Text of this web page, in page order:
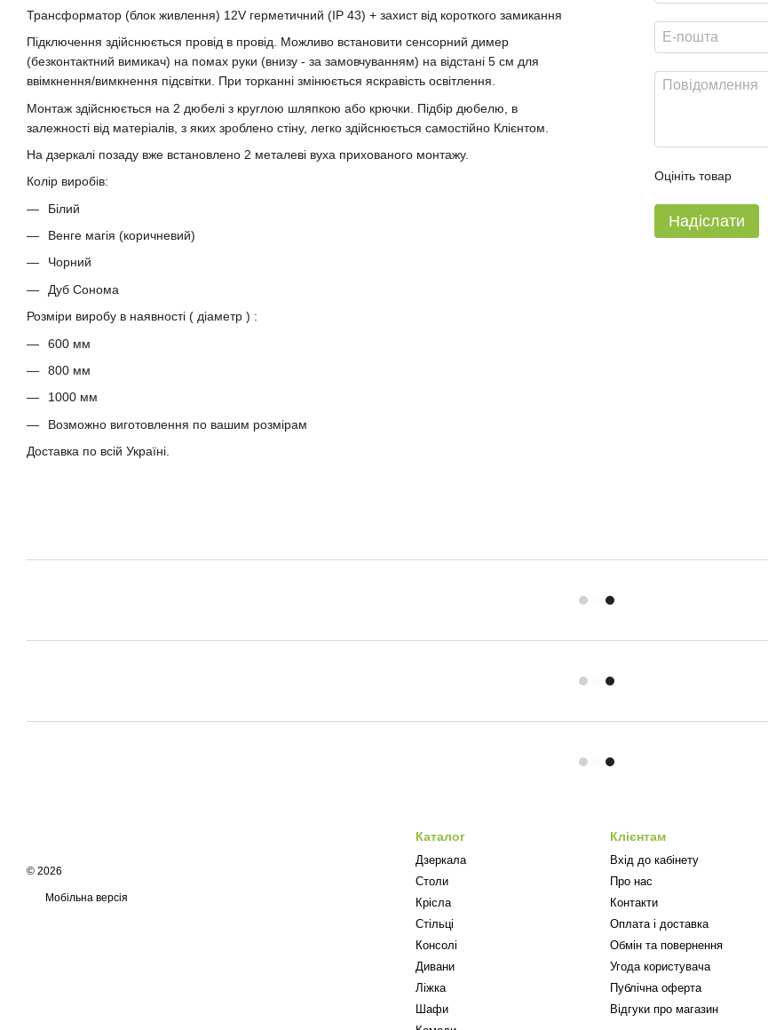
Трансформатор (блок живлення) 12V герметичний (IP 43) + захист від короткого замикання
Підключення здійснюється провід в провід. Можливо встановити сенсорний димер
(безконтактний вимикач) на помах руки (внизу - за замовчуванням) на відстані 5 см для
ввімкнення/вимкнення підсвітки. При торканні змінюється яскравість освітлення.
Монтаж здійснюється на 2 дюбелі з круглою шляпкою або крючки. Підбір дюбелю, в
залежності від матеріалів, з яких зроблено стіну, легко здійснюється самостійно Клієнтом.
На дзеркалі позаду вже встановлено 2 металеві вуха прихованого монтажу.
Колір виробів:
Білий
Венге магія (коричневий)
Чорний
Дуб Сонома
Розміри виробу в наявності ( діаметр ) :
600 мм
800 мм
1000 мм
Возможно виготовлення по вашим розмірам
Доставка по всій Україні.
Оцініть товар
Надіслати
© 2026
Мобільна версія
Каталог
Дзеркала
Столи
Крісла
Стільці
Консолі
Дивани
Ліжка
Шафи
Клієнтам
Вхід до кабінету
Про нас
Контакти
Оплата і доставка
Обмін та повернення
Угода користувача
Публічна оферта
Відгуки про магазин